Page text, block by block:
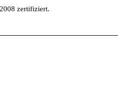
zertifiziert.